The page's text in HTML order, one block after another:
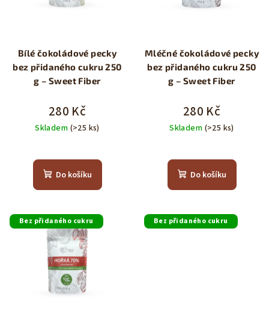
Bílé čokoládové pecky
bez přidaného cukru 250
g – Sweet Fiber
280 Kč
Skladem (>25 ks)
Do košíku
Mléčné čokoládové pecky
bez přidaného cukru 250
g – Sweet Fiber
280 Kč
Skladem (>25 ks)
Do košíku
Bez přidaného cukru Bez přidaného cukru